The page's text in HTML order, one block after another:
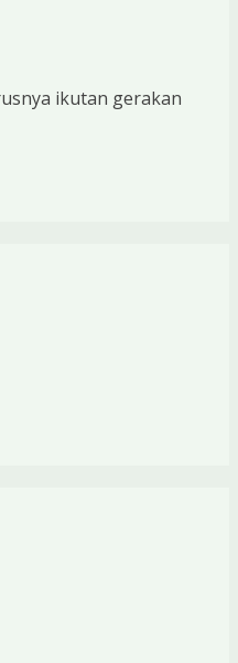
ikutan gerakan